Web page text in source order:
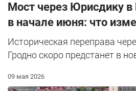
Мост через Юрисдику в
в начале июня: что
Историческая переправа
Гродно скоро предстанет в
09 мая 2026